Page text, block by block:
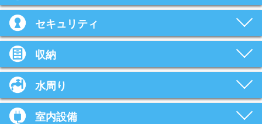
セキュリティ
収納
水周り
室内設備